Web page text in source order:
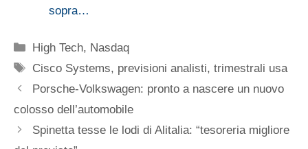
sopra…
Categorie
High Tech, Nasdaq
Tag
Cisco Systems, previsioni analisti,trimestrali usa
Porsche-Volkswagen: pronto a nascere un nuovo
colosso dell’automobile
Spinetta tesse le lodi di Alitalia: “tesoreria migliore